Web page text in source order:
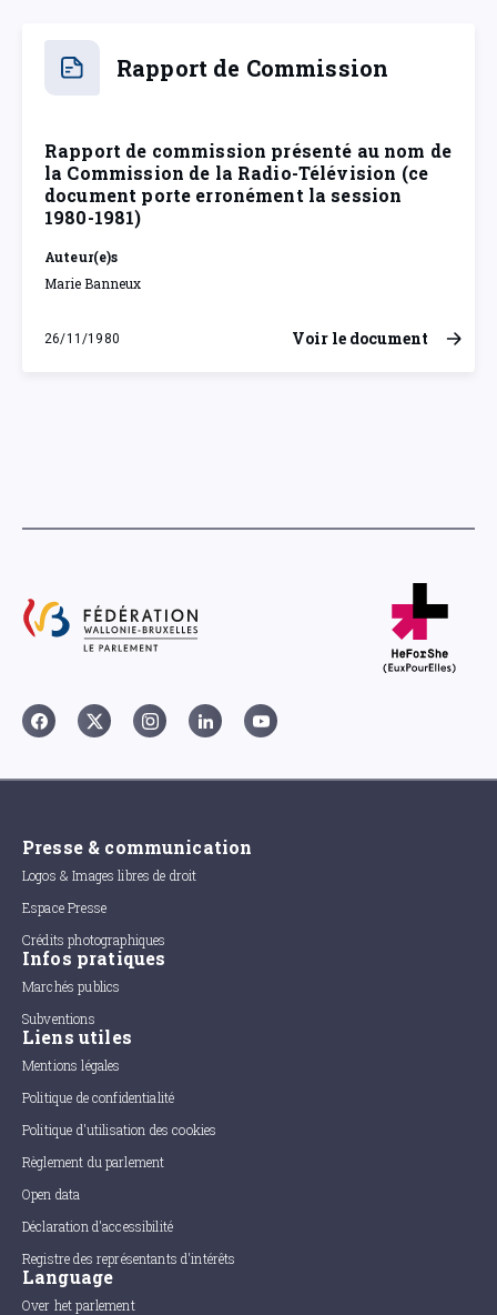
Rapport de Commission
Rapport de commission présenté au nom de
la Commission de la Radio-Télévision (ce
document porte erronément la session
1980-1981)
Auteur(e)s
Marie Banneux
26/11/1980
mercredi 26 novembre 1980
Voir le document
Presse & communication
Logos & Images libres de droit
Espace Presse
Crédits photographiques
Infos pratiques
Marchés publics
Subventions
Liens utiles
Mentions légales
Politique de confidentialité
Politique d'utilisation des cookies
Règlement du parlement
Open data
Déclaration d'accessibilité
Registre des représentants d'intérêts
Language
Over het parlement